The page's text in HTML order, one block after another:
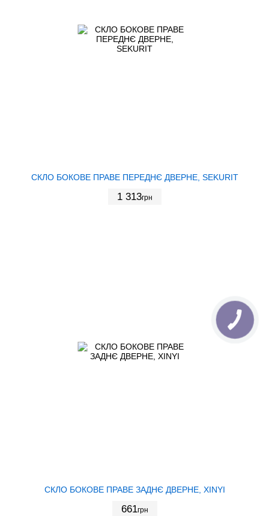
СКЛО БОКОВЕ ПРАВЕ ПЕРЕДНЄ ДВЕРНЕ, SEKURIT
1 313грн
СКЛО БОКОВЕ ПРАВЕ ЗАДНЄ ДВЕРНЕ, XINYI
661грн